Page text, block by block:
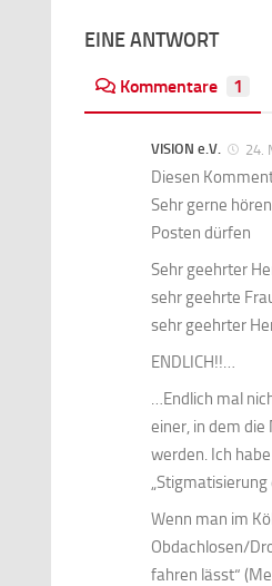
EINE ANTWORT
Kommentare 1
VISION e.V. 24.
Diesen
Sehr gerne
Posten dürfen
Sehr geehrter
sehr geehrte
sehr geehrter
ENDLICH!!…
…Endlich mal
einer, in dem die
werden. Ich
Wenn man im
Obdachlosen/
fahren lässt“